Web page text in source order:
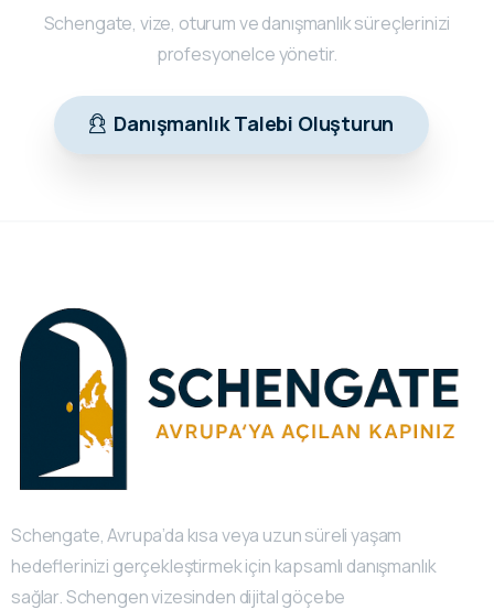
Schengate, vize, oturum ve danışmanlık süreçlerinizi
profesyonelce yönetir.
Danışmanlık Talebi Oluşturun
Schengate, Avrupa’da kısa veya uzun süreli yaşam
hedeflerinizi gerçekleştirmek için kapsamlı danışmanlık
sağlar. Schengen vizesinden dijital göçebe